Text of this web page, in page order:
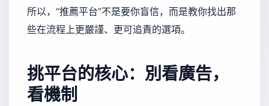
所以，“推薦平台”不是要你盲信，而是教你找出那
些在流程上更嚴謹、更可追責的選項。
挑平台的核心：別看廣告，
看機制